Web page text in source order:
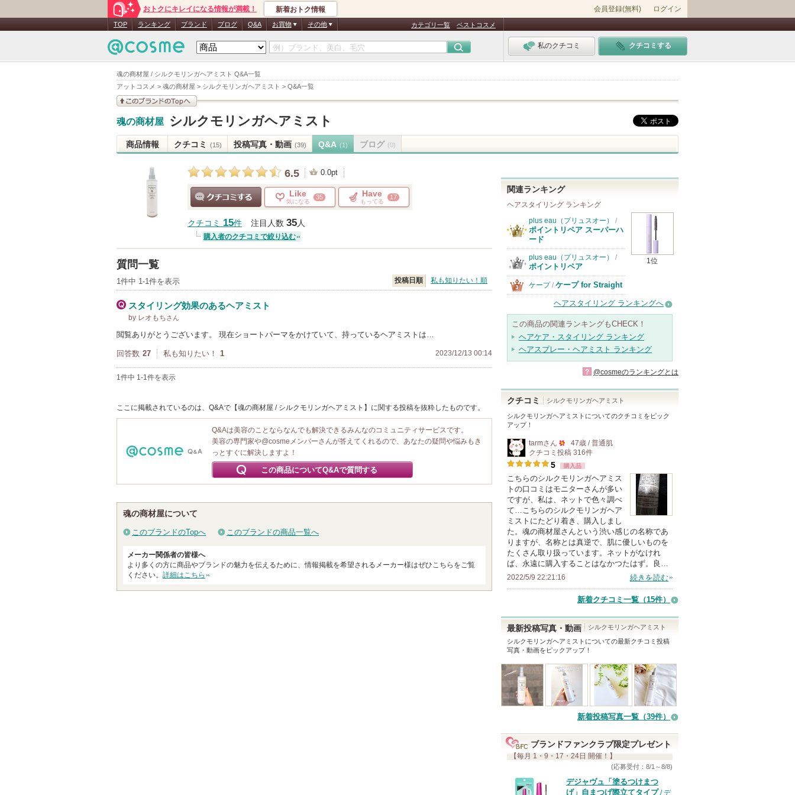
魂の商材屋 / シルクモリンガヘアミスト Q&A一覧
アットコスメ > 魂の商材屋 > シルクモリンガヘアミスト > Q&A一覧
おトクにキレイになる情報が満載！ 新着おトク情報 会員登録(無料) ログイン
TOP ランキング ブランド ブログ Q&A お買物 その他 カテゴリ一覧 ベストコスメ
私のクチコミ クチコミする
このブランドの情報を
魂の商材屋 シルクモリンガヘアミスト
商品情報 クチコミ (15) 投稿写真・動画 (39) Q&A (1) ブログ (0)
6.5 0.0pt
Like
気になる
35 Have
もってる
17
クチコミ 15件 注目人数 35人
購入者のクチコミで絞り込む
質問一覧
1件中 1-1件を表示 投稿日順 私も知りたい！順
スタイリング効果のあるヘアミスト
by レオもちさん
閲覧ありがとうございます。 現在ショートパーマをかけていて、持っているヘアミストは…
回答数 27 私も知りたい！ 1 2023/12/13 00:14
1件中 1-1件を表示
ここに掲載されているのは、Q&Aで【魂の商材屋 / シルクモリンガヘアミスト】に関する投稿を抜粋したものです。
Q&Aは美容のことならなんでも解決できるみんなのコミュニティサービスです。
美容の専門家や@cosmeメンバーさんが答えてくれるので、あなたの疑問や悩みもき
っとすぐに解決しますよ！
この商品についてQ&Aで質問する
魂の商材屋について
このブランドのTopへ このブランドの商品一覧へ
メーカー関係者の皆様へ
より多くの方に商品やブランドの魅力を伝えるために、情報掲載を希望されるメーカー様はぜひこちらをご覧
ください。 詳細はこちら
関連ランキング
ヘアスタイリング ランキング
1位
plus eau（プリュスオー） /
ポイントリペア スーパーハ
ード
plus eau（プリュスオー） /
ポイントリペア
ケープ/ ケープ for Straight
ヘアスタイリング ランキングへ
この商品の関連ランキングもCHECK！
ヘアケア・スタイリング ランキング
ヘアスプレー・ヘアミスト ランキング
? @cosmeのランキングとは
クチコミ シルクモリンガヘアミスト
シルクモリンガヘアミスト についてのクチコミをピック
アップ！
tarmさん
50
人
以
上
の
メ
ン
バ
ー
に
に
入
り
登
録
さ
れ
い
ま
47歳 / 普通肌
クチコミ投稿 316件
5 購入品
こちらのシルクモリンガヘアミス
トの口コミはモニターさんが多い
ですが、私は、ネットで色々調べ
て…こちらのシルクモリンガヘア
ミストにたどり着き、購入しまし
た。魂の商材屋さんという渋い感じの名称であ
りますが、名称とは真逆で、肌に優しいものを
たくさん取り扱っています。ネットがなけれ
ば、永遠に購入することはなかつたはず。良…
2022/5/9 22:21:16 続きを読む
新着クチコミ一覧 （15件）
最新投稿写真・動画
シルクモリンガヘアミスト
シルクモリンガヘアミスト についての最新クチコミ投稿
写真・動画をピックアップ！
新着投稿写真一覧（39件）
ブランドファンクラブ限定プレゼント
【毎月 1・9・17・24日 開催！】
(応募受付：8/1～8/8)
デジャヴュ「塗るつけまつ
げ」自まつげ際立てタイプ/ デ